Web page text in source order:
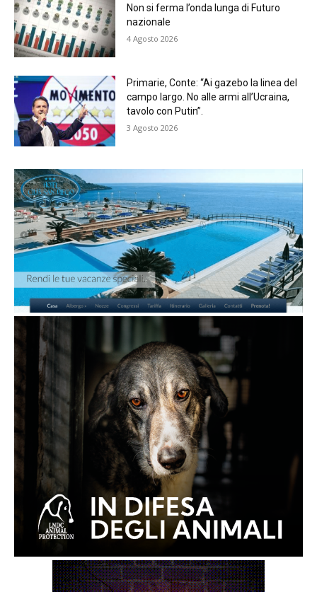
Non si ferma l’onda lunga di Futuro
nazionale
4 Agosto 2026
Primarie, Conte: “Ai gazebo la linea del
campo largo. No alle armi all’Ucraina,
tavolo con Putin”.
3 Agosto 2026